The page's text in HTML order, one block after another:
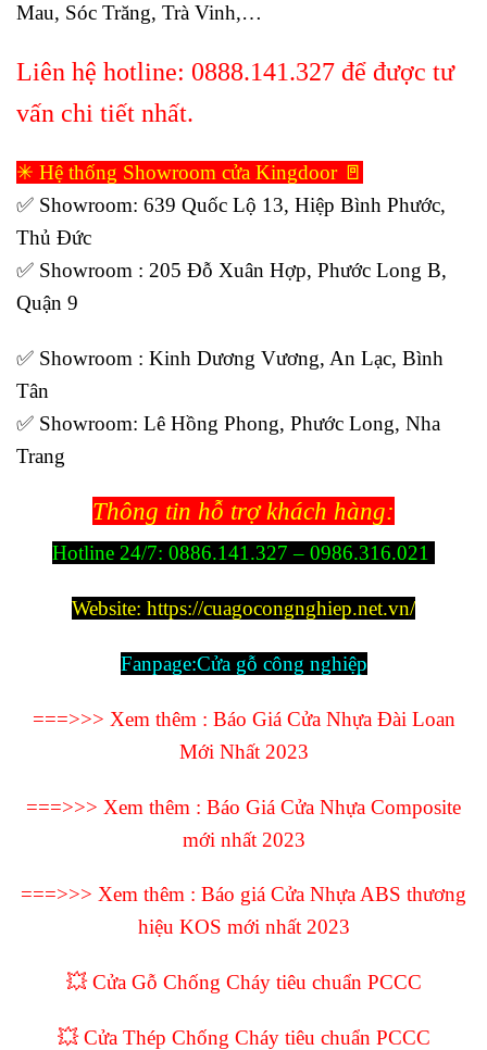
Mau, Sóc Trăng, Trà Vinh,…
Liên hệ hotline: 0888.141.327 để được tư
vấn chi tiết nhất.
✳ Hệ thống Showroom cửa Kingdoor 🚪
✅ Showroom: 639 Quốc Lộ 13, Hiệp Bình Phước,
Thủ Đức
✅ Showroom : 205 Đỗ Xuân Hợp, Phước Long B,
Quận 9
✅ Showroom : Kinh Dương Vương, An Lạc, Bình
Tân
✅ Showroom: Lê Hồng Phong, Phước Long, Nha
Trang
Thông tin hỗ trợ khách hàng:
Hotline 24/7: 0886.141.327 – 0986.316.021
Website: https://cuagocongnghiep.net.vn/
Fanpage:Cửa gỗ công nghiệp
===>>> Xem thêm : Báo Giá Cửa Nhựa Đài Loan
Mới Nhất 2023
===>>> Xem thêm : Báo Giá Cửa Nhựa Composite
mới nhất 2023
===>>> Xem thêm : Báo giá Cửa Nhựa ABS thương
hiệu KOS mới nhất 2023
💥 Cửa Gỗ Chống Cháy tiêu chuẩn PCCC
💥 Cửa Thép Chống Cháy tiêu chuẩn PCCC